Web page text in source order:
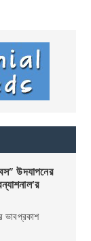
উদযাপনের
ভাবপ্রকাশ